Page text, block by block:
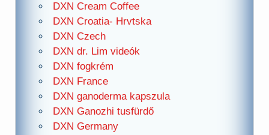
DXN Cream Coffee
DXN Croatia- Hrvtska
DXN Czech
DXN dr. Lim videók
DXN fogkrém
DXN France
DXN ganoderma kapszula
DXN Ganozhi tusfürdő
DXN Germany